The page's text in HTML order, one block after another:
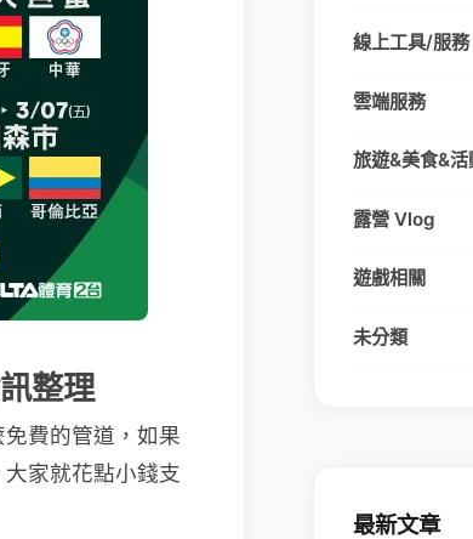
整理
費的管道，如果
家就花點小錢支
線上工具/服務
雲端服務
旅遊&美食&活
露營 Vlog
遊戲相關
未分類
最新文章